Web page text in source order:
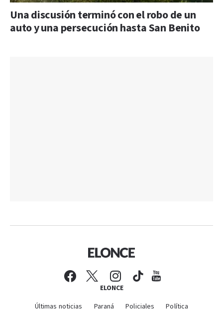
Una discusión terminó con el robo de un
auto y una persecución hasta San Benito
ELONCE
Últimas noticias Paraná Policiales
Política